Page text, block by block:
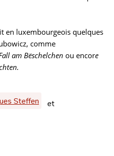
en luxembourgeois quelques
comme
am Bëschelchen ou encore
Steffen
et